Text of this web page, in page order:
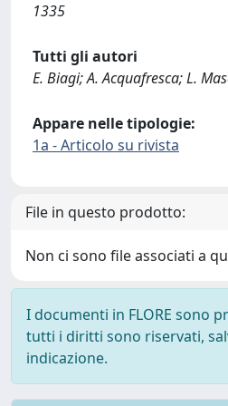
1335
Tutti gli autori
E. Biagi; A. Acquafresca; L.
Appare nelle tipologie:
1a - Articolo su rivista
File in questo prodotto:
Non ci sono file associati a
I documenti in FLORE sono
tutti i diritti sono riservati,
indicazione.